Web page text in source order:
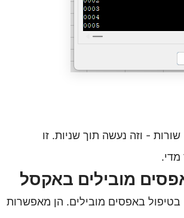
- וזה נעשה תוך שניות. זו
מדי.
בטיפול באפסים מובילים. הן מאפשרות